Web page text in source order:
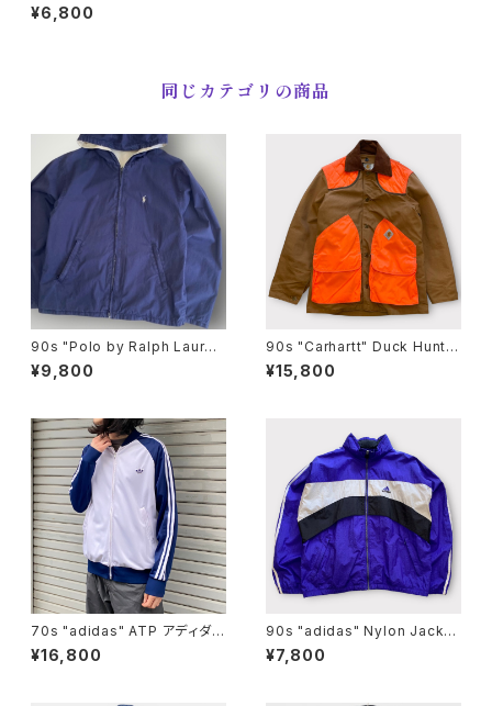
ket モンベル ウインドブラスト
ジャケット [XL]
¥6,800
同じカテゴリの商品
90s "Polo by Ralph Laure
n" Reversible Hoodie Jack
et ポロ ラルフローレン リバー
¥9,800
90s "Carhartt" Duck Huntin
g Jacket カーハートダック ハ
ンティングジャケット[M]
¥15,800
70s "adidas" ATP アディダス
¥16,800
90s "adidas" Nylon Jacket
アディダス ナイロン ジャケット
[L]
¥7,800